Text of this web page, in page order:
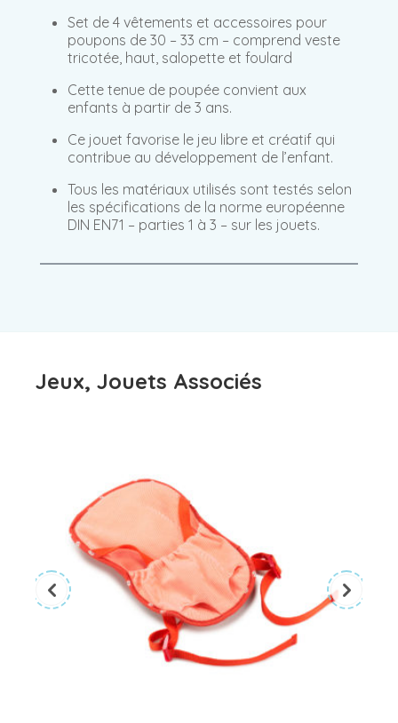
Set de 4 vêtements et accessoires pour
poupons de 30 – 33 cm – comprend veste
tricotée, haut, salopette et foulard
Cette tenue de poupée convient aux
enfants à partir de 3 ans.
Ce jouet favorise le jeu libre et créatif qui
contribue au développement de l’enfant.
Tous les matériaux utilisés sont testés selon
les spécifications de la norme européenne
DIN EN71 – parties 1 à 3 – sur les jouets.
Jeux, Jouets Associés